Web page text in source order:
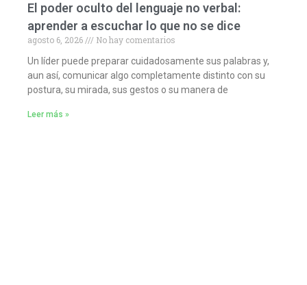
El poder oculto del lenguaje no verbal:
aprender a escuchar lo que no se dice
agosto 6, 2026
No hay comentarios
Un líder puede preparar cuidadosamente sus palabras y,
aun así, comunicar algo completamente distinto con su
postura, su mirada, sus gestos o su manera de
Leer más »